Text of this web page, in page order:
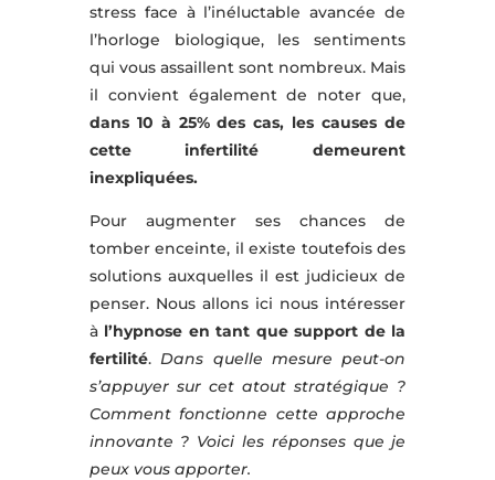
stress face à l’inéluctable avancée de
l’horloge biologique, les sentiments
qui vous assaillent sont nombreux. Mais
il convient également de noter que,
dans 10 à 25% des cas, les causes de
cette infertilité demeurent
inexpliquées.
Pour augmenter ses chances de
tomber enceinte, il existe toutefois des
solutions auxquelles il est judicieux de
penser. Nous allons ici nous intéresser
à l’hypnose en tant que support de la
fertilité.Dans quelle mesure peut-on
s’appuyer sur cet atout stratégique ?
Comment fonctionne cette approche
innovante ? Voici les réponses que je
peux vous apporter.